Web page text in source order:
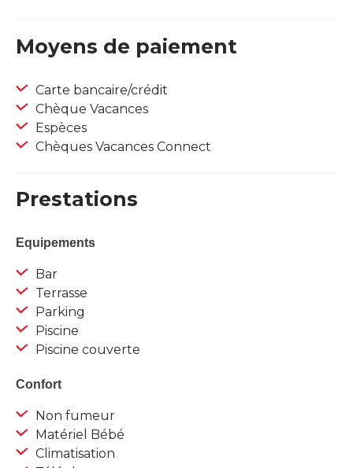
Moyens de paiement
Carte bancaire/crédit
Chèque Vacances
Espèces
Chèques Vacances Connect
Prestations
Equipements
Bar
Terrasse
Parking
Piscine
Piscine couverte
Confort
Non fumeur
Matériel Bébé
Climatisation